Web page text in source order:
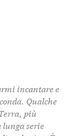
incantare e
Qualche
più
lunga serie